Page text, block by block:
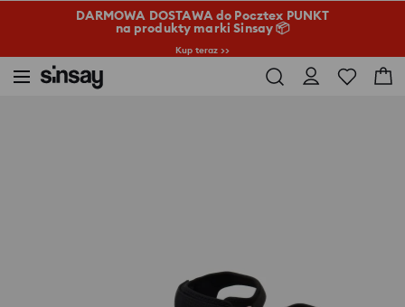
DARMOWA DOSTAWA do Pocztex PUNKT
na produkty marki Sinsay 📦
Kup teraz >>